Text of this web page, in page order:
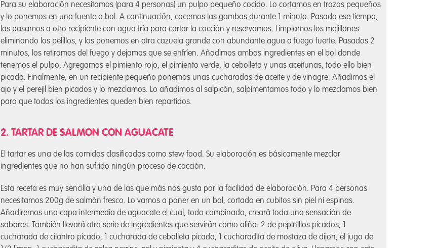
Para su elaboración necesitamos (para 4 personas) un pulpo pequeño cocido. Lo cortamos en trozos pequeños
y lo ponemos en una fuente o bol. A continuación, cocemos las gambas durante 1 minuto. Pasado ese tiempo,
las pasamos a otro recipiente con agua fría para cortar la cocción y reservamos. Limpiamos los mejillones
eliminando los pelillos, y los ponemos en otra cazuela grande con abundante agua a fuego fuerte. Pasados 2
minutos, los retiramos del fuego y dejamos que se enfríen. Añadimos ambos ingredientes en el bol donde
tenemos el pulpo. Agregamos el pimiento rojo, el pimiento verde, la cebolleta y unas aceitunas, todo ello bien
picado. Finalmente, en un recipiente pequeño ponemos unas cucharadas de aceite y de vinagre. Añadimos el
ajo y el perejil bien picados y lo mezclamos. Lo añadimos al salpicón, salpimentamos todo y lo mezclamos bien
para que todos los ingredientes queden bien repartidos.
2. TARTAR DE SALMON CON AGUACATE
El tartar es una de las comidas clasificadas como stew food. Su elaboración es básicamente mezclar
ingredientes que no han sufrido ningún proceso de cocción.
Esta receta es muy sencilla y una de las que más nos gusta por la facilidad de elaboración. Para 4 personas
necesitamos 200g de salmón fresco. Lo vamos a poner en un bol, cortado en cubitos sin piel ni espinas.
Añadiremos una capa intermedia de aguacate el cual, todo combinado, creará toda una sensación de
sabores. También llevará otra serie de ingredientes que servirán como aliño: 2 de pepinillos picados, 1
cucharada de cilantro picado, 1 cucharada de cebolleta picada, 1 cucharadita de mostaza de dijon, el jugo de